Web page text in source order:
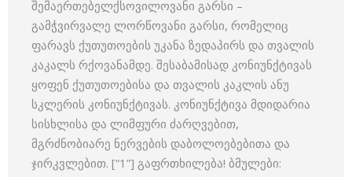
შემაერთებელქსოვილოვანი გარსი –
გამჭვირვალე ლორწოვანი გარსი, რომელიც
ფარავს ქუთუთოების უკანა ზედაპირს და თვალის
კაკალს რქოვანამდე. შესაბამისად კონიუნქტივას
ყოფენ ქუთუთოებისა და თვალის კაკლის ანუ
სკლერის კონიუნქტივას. კონიუნქტივა მდიდარია
სისხლისა და ლიმფური ძარღვებით,
მგრძნობიარე ნერვების დაბოლოებებითა და
ჯირკვლებით. [“1”] გაფრთხილება! ბმულები: